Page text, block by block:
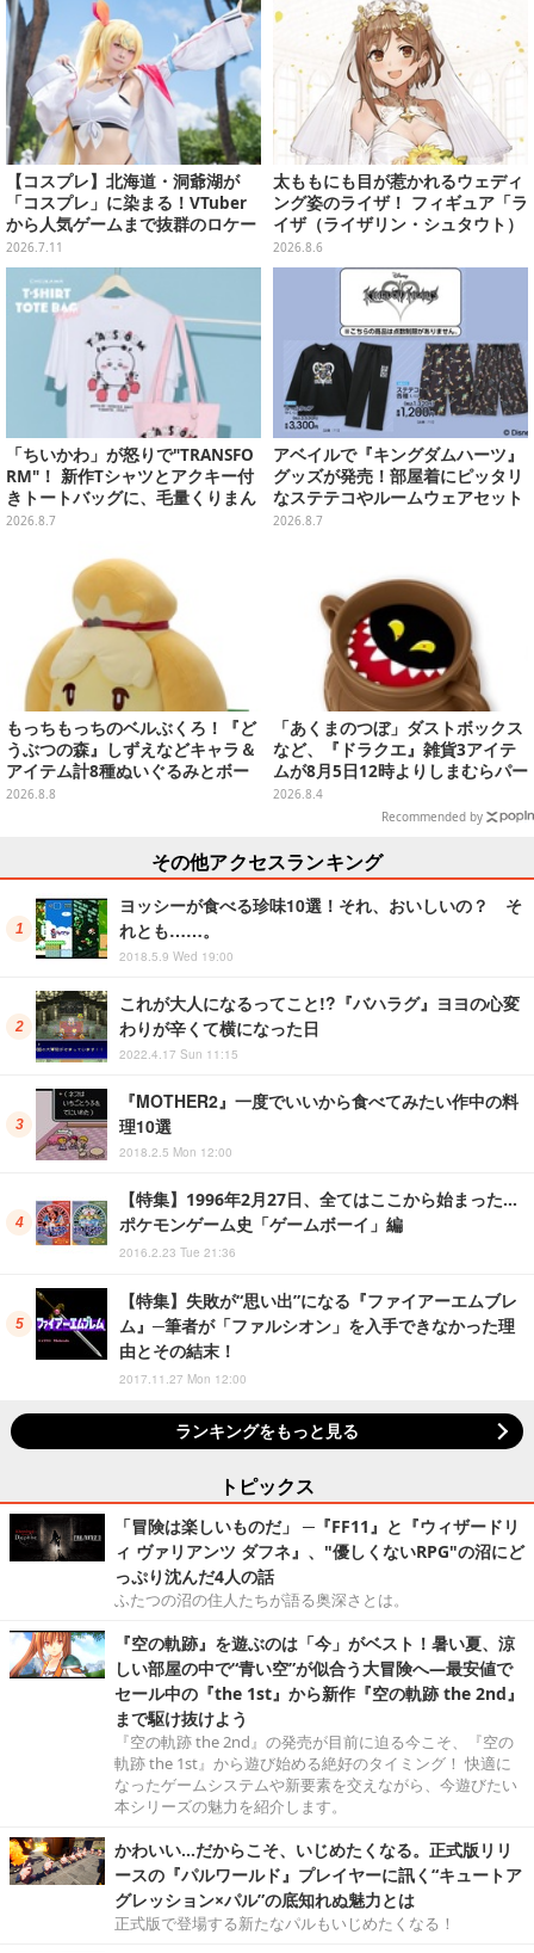
【コスプレ】北海道・洞爺湖が
「コスプレ」に染まる！VTuber
から人気ゲームまで抜群のロケー
ションも必見な美女レイヤー10選
【写真45枚】
2026.7.11
太ももにも目が惹かれるウェディ
ング姿のライザ！ フィギュア「ラ
イザ（ライザリン・シュタウト）
ウェディングStyle」が8月7日よ
り予約受付開始
2026.8.6
「ちいかわ」が怒りで"TRANSFO
RM"！ 新作Tシャツとアクキー付
きトートバッグに、毛量くりまん
じゅうなど全6アイテムが仲間入
2026.8.7
アベイルで『キングダムハーツ』
グッズが発売！部屋着にピッタリ
なステテコやルームウェアセット
2026.8.7
もっちもっちのベルぶくろ！『ど
うぶつの森』しずえなどキャラ＆
アイテム計8種ぬいぐるみとボー
ルチェーン付きマスコットが発売
2026.8.8
「あくまのつぼ」ダストボックス
など、『ドラクエ』雑貨3アイテ
ムが8月5日12時よりしまむらパー
ク（オンラインストア）にて販
2026.8.4
Recommended by
その他アクセスランキング
ヨッシーが食べる珍味10選！それ、おいしいの？ そ
れとも……。
2018.5.9 Wed 19:00
これが大人になるってこと!?『バハラグ』ヨヨの心変
わりが辛くて横になった日
2022.4.17 Sun 11:15
『MOTHER2』一度でいいから食べてみたい作中の料
理10選
2018.2.5 Mon 12:00
【特集】1996年2月27日、全てはここから始まった…
ポケモンゲーム史「ゲームボーイ」編
2016.2.23 Tue 21:36
【特集】失敗が“思い出”になる『ファイアーエムブレ
ム』─筆者が「ファルシオン」を入手できなかった理
由とその結末！
2017.11.27 Mon 12:00
ランキングをもっと見る
トピックス
「冒険は楽しいものだ」 ─『FF11』と『ウィザードリ
ィ ヴァリアンツ ダフネ』、"優しくないRPG"の沼にど
っぷり沈んだ4人の話
ふたつの沼の住人たちが語る奥深さとは。
『空の軌跡』を遊ぶのは「今」がベスト！暑い夏、涼
しい部屋の中で“青い空”が似合う大冒険へ―最安値で
セール中の『the 1st』から新作『空の軌跡 the 2nd』
まで駆け抜けよう
『空の軌跡 the 2nd』の発売が目前に迫る今こそ、『空の
軌跡 the 1st』から遊び始める絶好のタイミング！ 快適に
なったゲームシステムや新要素を交えながら、今遊びたい
本シリーズの魅力を紹介します。
かわいい…だからこそ、いじめたくなる。正式版リリ
ースの『パルワールド』プレイヤーに訊く“キュートア
グレッション×パル”の底知れぬ魅力とは
正式版で登場する新たなパルもいじめたくなる！